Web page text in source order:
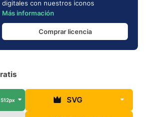
digitales con nuestros iconos
Más información
Comprar licencia
512px SVG